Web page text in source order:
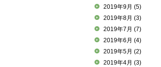
2019年9月 (5)
2019年8月 (3)
2019年7月 (7)
2019年6月 (4)
2019年5月 (2)
2019年4月 (3)